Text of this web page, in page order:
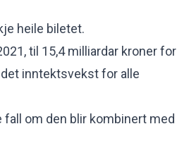
heile biletet.
til 15,4 milliardar kroner for
inntektsvekst for alle
om den blir kombinert med